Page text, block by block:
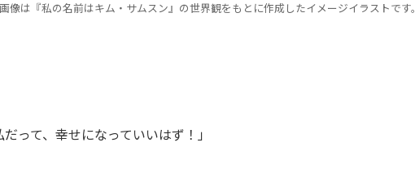
像は『私の名前はキム・サムスン』の世界観をもとに作成したイメージイラストです。
って、幸せになっていいはず！」